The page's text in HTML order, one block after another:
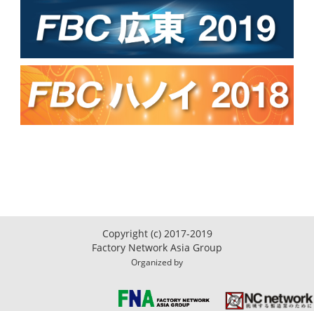
Copyright (c) 2017-2019
Factory Network Asia Group
Organized by